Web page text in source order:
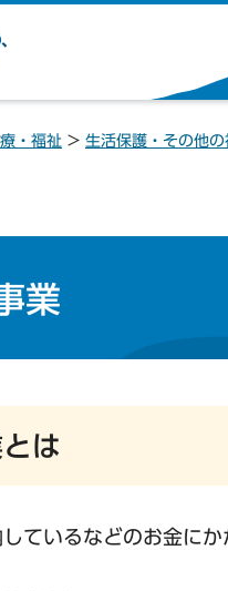
・福祉 > 生活保護・その他の
業
は
ているなどのお金に